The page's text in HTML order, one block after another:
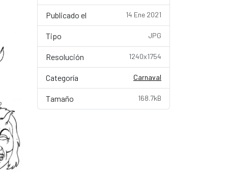
Publicado el 14 Ene 2021
Tipo JPG
Resolución 1240x1754
Categoría Carnaval
Tamaño 168.7kB